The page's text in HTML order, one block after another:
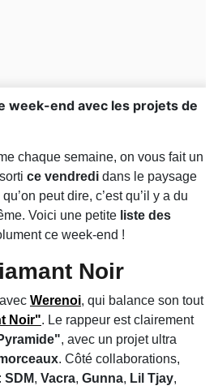
week-end avec les projets de
chaque semaine, on vous fait un
ce vendredi dans le paysage
peut dire, c’est qu’il y a du
Voici une petite liste des
ce week-end !
Noir
Werenoi, qui balance son tout
Noir". Le rappeur est clairement
, avec un projet ultra
. Côté collaborations,
SDM, Vacra, Gunna, Lil Tjay,